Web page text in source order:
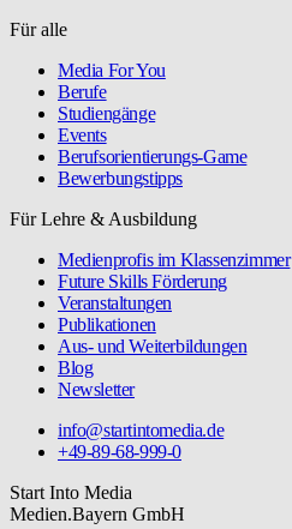
Für alle
Media For You
Berufe
Studiengänge
Events
Berufsorientierungs-Game
Bewerbungstipps
Für Lehre & Ausbildung
Medienprofis im Klassenzimmer
Future Skills Förderung
Veranstaltungen
Publikationen
Aus- und Weiterbildungen
Blog
Newsletter
info@startintomedia.de
+49-89-68-999-0
Start Into Media
Medien.Bayern GmbH